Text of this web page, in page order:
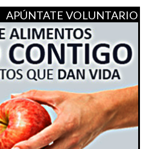
APÚNTATE VOLUNTARIO